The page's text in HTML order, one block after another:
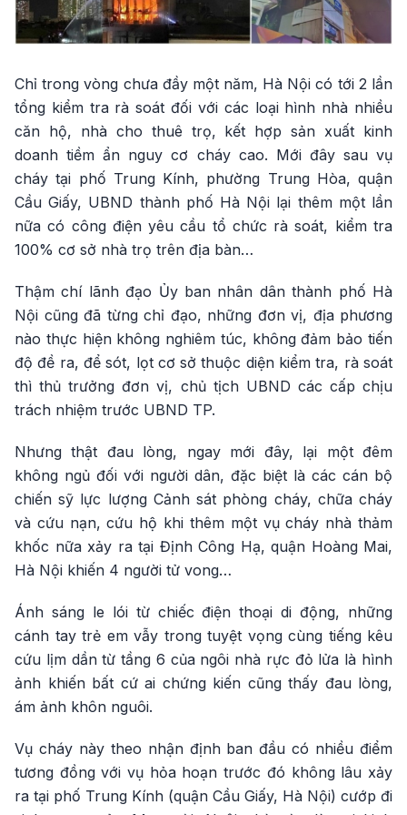
Chỉ trong vòng chưa đầy một năm, Hà Nội có tới 2 lần
tổng kiểm tra rà soát đối với các loại hình nhà nhiều
căn hộ, nhà cho thuê trọ, kết hợp sản xuất kinh
doanh tiềm ẩn nguy cơ cháy cao. Mới đây sau vụ
cháy tại phố Trung Kính, phường Trung Hòa, quận
Cầu Giấy, UBND thành phố Hà Nội lại thêm một lần
nữa có công điện yêu cầu tổ chức rà soát, kiểm tra
100% cơ sở nhà trọ trên địa bàn…
Thậm chí lãnh đạo Ủy ban nhân dân thành phố Hà
Nội cũng đã từng chỉ đạo, những đơn vị, địa phương
nào thực hiện không nghiêm túc, không đảm bảo tiến
độ đề ra, để sót, lọt cơ sở thuộc diện kiểm tra, rà soát
thì thủ trưởng đơn vị, chủ tịch UBND các cấp chịu
trách nhiệm trước UBND TP.
Nhưng thật đau lòng, ngay mới đây, lại một đêm
không ngủ đối với người dân, đặc biệt là các cán bộ
chiến sỹ lực lượng Cảnh sát phòng cháy, chữa cháy
và cứu nạn, cứu hộ khi thêm một vụ cháy nhà thảm
khốc nữa xảy ra tại Định Công Hạ, quận Hoàng Mai,
Hà Nội khiến 4 người tử vong…
Ánh sáng le lói từ chiếc điện thoại di động, những
cánh tay trẻ em vẫy trong tuyệt vọng cùng tiếng kêu
cứu lịm dần từ tầng 6 của ngôi nhà rực đỏ lửa là hình
ảnh khiến bất cứ ai chứng kiến cũng thấy đau lòng,
ám ảnh khôn nguôi.
Vụ cháy này theo nhận định ban đầu có nhiều điểm
tương đồng với vụ hỏa hoạn trước đó không lâu xảy
ra tại phố Trung Kính (quận Cầu Giấy, Hà Nội) cướp đi